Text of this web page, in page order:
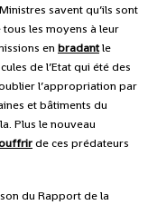
savent qu’ils sont
les moyens à leur
en bradantle
de l’Etat qui été des
l’appropriation par
et bâtiments du
Plus le nouveau
de ces prédateurs
du Rapport de la